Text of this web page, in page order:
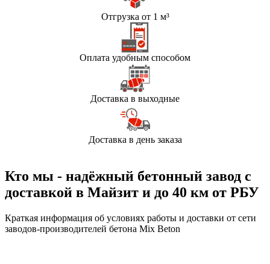
Отгрузка от 1 м³
Оплата удобным способом
Доставка в выходные
Доставка в день заказа
Кто мы - надёжный бетонный завод с
доставкой в Майзит и до 40 км от РБУ
Краткая информация об условиях работы и доставки от сети
заводов-производителей бетона Mix Beton